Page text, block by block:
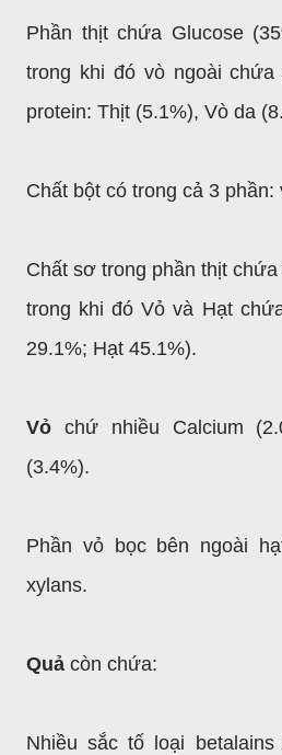
Phần thịt chứa Glucose
trong khi đó vò ngoài chứa
protein: Thịt (5.1%), Vò da
Chất bột có trong cả 3 phần:
Chất sơ trong phần thịt
trong khi đó Vỏ và Hạt
29.1%; Hạt 45.1%).
Vỏ chứ nhiều Calcium
(3.4%).
Phần vỏ bọc bên ngoài
xylans.
Quả còn chứa:
Nhiều sắc tố loại